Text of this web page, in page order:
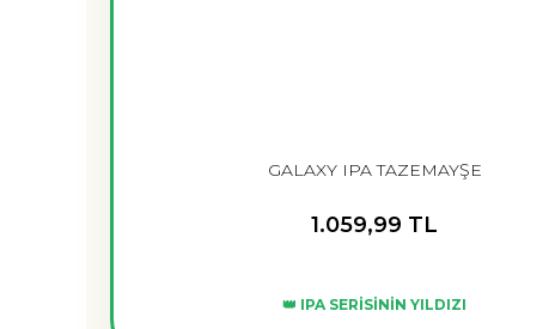
GALAXY IPA TAZEMAYŞE
1.059,99 TL
👑 IPA SERİSİNİN YILDIZI